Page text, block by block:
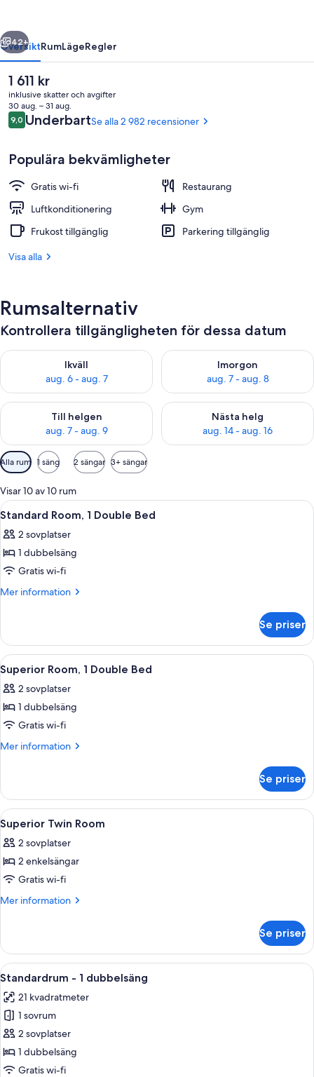
Boendets ingång
Nästa
42+
ÖversiktRumLägeRegler
Det
nuvarande
priset
är
1 611 kr
1 611 kr
inklusive skatter och avgifter
30 aug. – 31 aug.
Recensioner
9,09,0 av 10,
UnderbartSe alla 2 982 recensioner
Populära bekvämligheter
Gratis wi-fi
Restaurang
Luftkonditionering
Gym
Frukost tillgänglig
Parkering tillgänglig
Visa alla
Rumsalternativ
Kontrollera tillgängligheten för dessa datum
Ikväll
aug. 6 - aug. 7
Kontrollera tillgängligheten för ikväll aug. 6 - aug. 7
Imorgon
aug. 7 - aug. 8
Kontrollera tillgängligheten
Till helgen
aug. 7 - aug. 9
Kontrollera tillgängligheten för den här helgen aug. 7 - aug. 9
Nästa helg
aug. 14 - aug. 16
Kontrollera tillgängligheten
Tillgängliga
filter
för
rum
Alla rum 1 säng 2 sängar 3+ sängar
Visar 10 av 10 rum
Öppna
alla
foton
för
Standard
Room,
Bed
En modern hotellobby med en
8
Standard Room, 1 Double Bed
2 sovplatser
1 dubbelsäng
Gratis wi-fi
Mer information
Mer
Room,
Double
Bed
Se priser
Öppna
alla
foton
för
Superior
Room,
Bed
En modern hotellobby med en
8
Superior Room, 1 Double Bed
2 sovplatser
1 dubbelsäng
Gratis wi-fi
Mer information
Mer
Room,
Double
Bed
Se priser
Öppna
alla
foton
för
Superior
Twin
En modern hotellobby med en
7
Superior Twin Room
2 sovplatser
2 enkelsängar
Gratis wi-fi
Mer information
Mer
Twin
Room
Se priser
Öppna
alla
foton
för
Standardrum
-
1
Ett hotellrum med en stor säng, ett
8
Standardrum - 1 dubbelsäng
21 kvadratmeter
1 sovrum
2 sovplatser
1 dubbelsäng
Gratis wi-fi